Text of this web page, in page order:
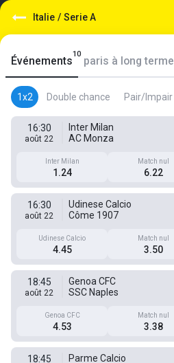
Italie / Serie A
Événements
10
paris à long terme
1x2 Double chance Pair/Impair
16:30
août 22
Inter Milan
AC Monza
Inter Milan
1.24
Match nul
6.22
16:30
août 22
Udinese Calcio
Côme 1907
Udinese Calcio
4.45
Match nul
3.50
18:45
août 22
Genoa CFC
SSC Naples
Genoa CFC
4.53
Match nul
3.38
18:45
Parme Calcio